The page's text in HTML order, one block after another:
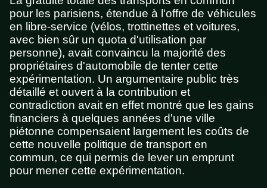
pour les parisiens, étendue à l'offre de véhicules
en libre-service (vélos, trottinettes et voitures,
avec bien sûr un quota d'utilisation par
personne), avait convaincu la majorité des
propriétaires d'automobile de tenter cette
expérimentation. Un argumentaire public très
détaillé et ouvert à la contribution et
contradiction avait en effet montré que les gains
financiers à quelques années d'une ville
piétonne compensaient largement les coûts de
cette nouvelle politique de transport en
commun, ce qui permis de lever un emprunt
pour mener cette expérimentation.